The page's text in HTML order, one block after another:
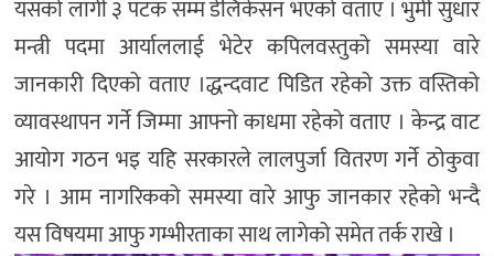
यसको लागी ३ पटक सम्म डेलिकेसन भएको वताए । भुमी सुधार
मन्त्री पदमा आर्याललाई भेटेर कपिलवस्तुको समस्या वारे
जानकारी दिएको वताए ।द्धन्दवाट पिडित रहेको उक्त वस्तिको
व्यावस्थापन गर्ने जिम्मा आफ्नो काधमा रहेको वताए । केन्द्र वाट
आयोग गठन भइ यहि सरकारले लालपुर्जा वितरण गर्ने ठोकुवा
गरे । आम नागरिकको समस्या वारे आफु जानकार रहेको भन्दै
यस विषयमा आफु गम्भीरताका साथ लागेको समेत तर्क राखे ।